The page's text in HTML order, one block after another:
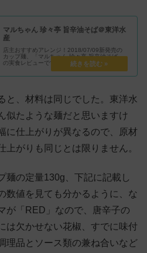
マルちゃん 珍々亭 旨辛油そば＠東洋水
産
店主おすすめアレンジ！2018/07/09新発売の
カップ麺、「マルちゃん 珍々亭 旨辛油そば」
の実食レビューです。これまでのコラボでは王
道を地で行くような仕上がりでしたが、今年は
少し捻りが加えられました。それに伴うビハイ
と、材料は同じでした。東洋水
似たような麺だと思いますけ
に仕上がりが異なるので、原材
がりも同じとは限りません。
麺の定量130g、下記に記載し
数値を見ても分かるように、な
が「RED」なので、唐辛子の
は欠かせない花椒、すでに味付
理品とソース類の兼ね合いなど